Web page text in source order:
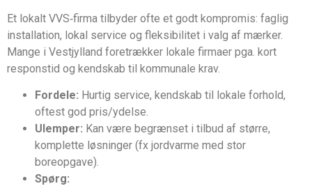
Et lokalt VVS‑firma tilbyder ofte et godt kompromis: faglig
installation, lokal service og fleksibilitet i valg af mærker.
Mange i Vestjylland foretrækker lokale firmaer pga. kort
responstid og kendskab til kommunale krav.
Fordele: Hurtig service, kendskab til lokale forhold,
oftest god pris/ydelse.
Ulemper: Kan være begrænset i tilbud af større,
komplette løsninger (fx jordvarme med stor
boreopgave).
Spørg: